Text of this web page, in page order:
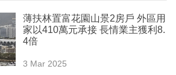
薄扶林置富花園山景2房戶 外區用
家以410萬元承接 長情業主獲利8.
4倍
3 Mar 2025